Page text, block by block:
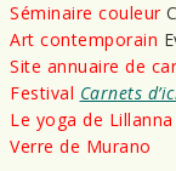
Séminaire couleur
Art contemporain
Site annuaire de
Festival Carnets
Le yoga de
Verre de Murano